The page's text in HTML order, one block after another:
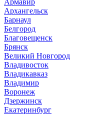
Армавир
Архангельск
Барнаул
Белгород
Благовещенск
Брянск
Великий Новгород
Владивосток
Владикавказ
Владимир
Воронеж
Дзержинск
Екатеринбург